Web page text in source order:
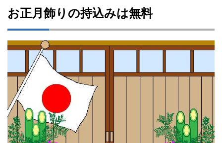
お正月飾りの持込みは無料